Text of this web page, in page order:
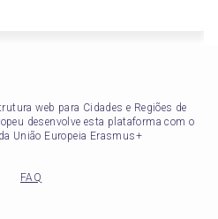
web para Cidades e Regiões de
desenvolve esta plataforma com o
União Europeia Erasmus+
FAQ